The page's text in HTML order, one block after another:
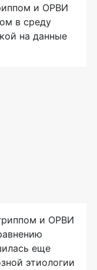
и ОРВИ
в среду
на данные
и ОРВИ
еще
этиологии